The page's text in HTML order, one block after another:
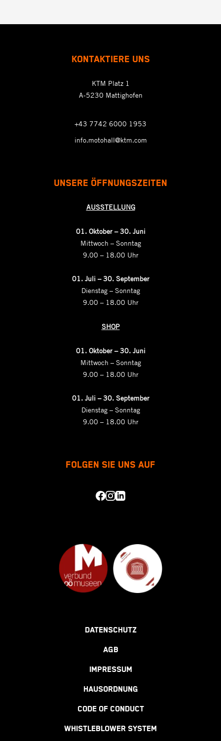
KONTAKTIERE UNS
KTM Platz 1
A-5230 Mattighofen
+43 7742 6000 1953
info.motohall@ktm.com
UNSERE ÖFFNUNGSZEITEN
AUSSTELLUNG
01. Oktober – 30. Juni
Mittwoch – Sonntag
9.00 – 18.00 Uhr
01. Juli – 30. September
Dienstag – Sonntag
9.00 – 18.00 Uhr
SHOP
01. Oktober – 30. Juni
Mittwoch – Sonntag
9.00 – 18.00 Uhr
01. Juli – 30. September
Dienstag – Sonntag
9.00 – 18.00 Uhr
DATENSCHUTZ
AGB
IMPRESSUM
HAUSORDNUNG
CODE OF CONDUCT
WHISTLEBLOWER SYSTEM
FOLGEN SIE UNS AUF